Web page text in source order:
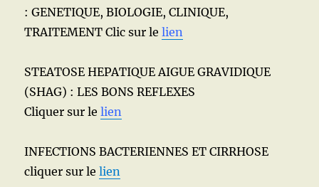
: GENETIQUE, BIOLOGIE, CLINIQUE,
TRAITEMENT Clic sur lelien
STEATOSE HEPATIQUE AIGUE GRAVIDIQUE
(SHAG) : LES BONS REFLEXES
Cliquer sur lelien
INFECTIONS BACTERIENNES ET CIRRHOSE
cliquer sur lelien